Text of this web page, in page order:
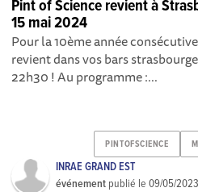
Pint of Science revient à
15 mai 2024
Pour la 10ème année
revient dans vos bars
22h30 ! Au programme :...
PINTOFSCIENCE
INRAE GRAND EST
événement publié le09/05/2023